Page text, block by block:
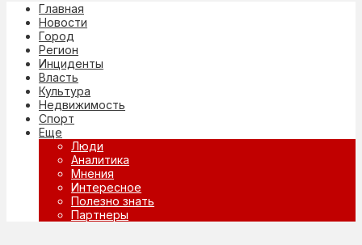
Главная
Новости
Город
Регион
Инциденты
Власть
Культура
Недвижимость
Спорт
Еще
Люди
Аналитика
Мнения
Интересное
Полезно знать
Партнеры